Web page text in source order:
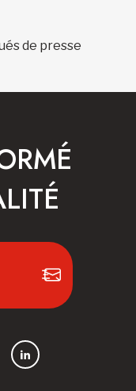
de presse
LinkedIn